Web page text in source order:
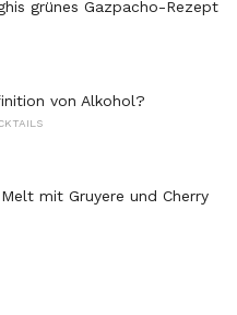
grünes Gazpacho-Rezept
von Alkohol?
mit Gruyere und Cherry